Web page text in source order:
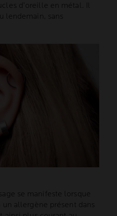
d’oreille en métal. Il
lendemain, sans
se manifeste lorsque
allergène présent dans